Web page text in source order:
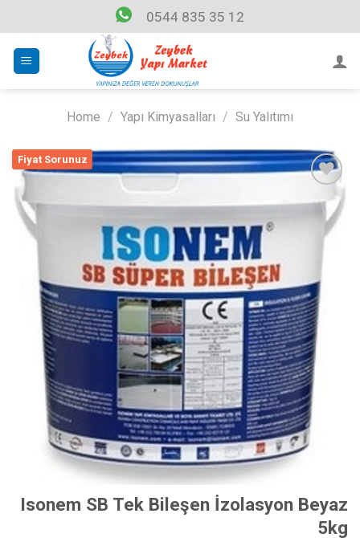
to
content
0544 835 35 12
Home / Yapı Kimyasalları / Su Yalıtımı
Listeme
Ekle
Fiyat Sorunuz
Isonem SB Tek Bileşen İzolasyon Beyaz
5kg